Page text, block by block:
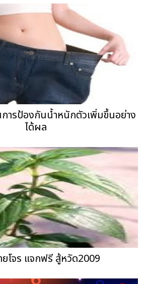
การป้องกันน้ำหนักตัวเพิ่มขึ้นอย่าง
ได้ผล
ยโจร แจกฟรี สู้หวัด2009